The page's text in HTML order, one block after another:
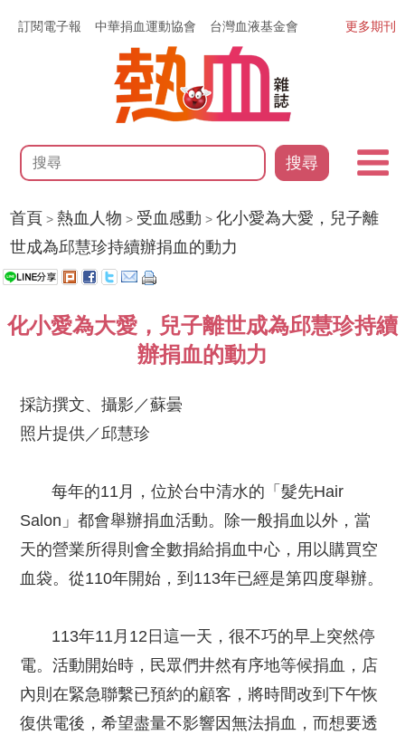
訂閱電子報 中華捐血運動協會 台灣血液基金會
搜尋
更多期刊
首頁 >熱血人物 > 受血感動 >化小愛為大愛，兒子離
世成為邱慧珍持續辦捐血的動力
化小愛為大愛，兒子離世成為邱慧珍持續
辦捐血的動力
採訪撰文、攝影／蘇曇
照片提供／邱慧珍
每年的11月，位於台中清水的「髮先Hair
Salon」都會舉辦捐血活動。除一般捐血以外，當
天的營業所得則會全數捐給捐血中心，用以購買空
血袋。從110年開始，到113年已經是第四度舉辦。
113年11月12日這一天，很不巧的早上突然停
電。活動開始時，民眾們井然有序地等候捐血，店
內則在緊急聯繫已預約的顧客，將時間改到下午恢
復供電後，希望盡量不影響因無法捐血，而想要透